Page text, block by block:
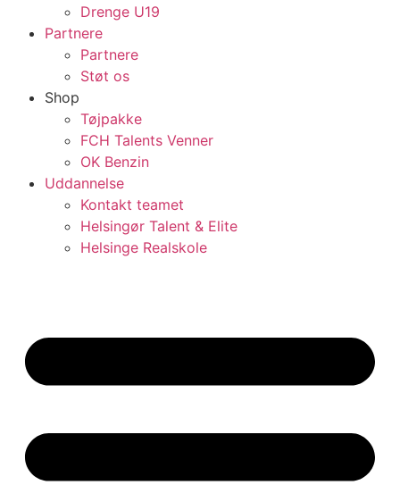
Drenge U19
Partnere
Partnere
Støt os
Shop
Tøjpakke
FCH Talents Venner
OK Benzin
Uddannelse
Kontakt teamet
Helsingør Talent & Elite
Helsinge Realskole